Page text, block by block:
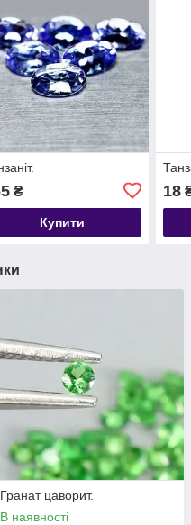
₴
Купити
18
Гранат цаворит.
В наявності